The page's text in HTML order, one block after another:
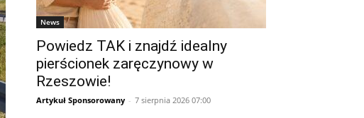
News
Powiedz TAK i znajdź idealny
pierścionek zaręczynowy w
Rzeszowie!
Artykuł Sponsorowany - 7 sierpnia 2026 07:00